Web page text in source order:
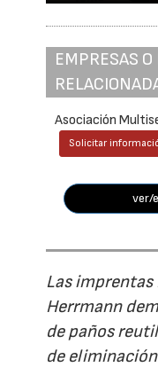
EMPRESAS
Asociación
Solicitar
ver/
Las
Herrmann
de paños
de